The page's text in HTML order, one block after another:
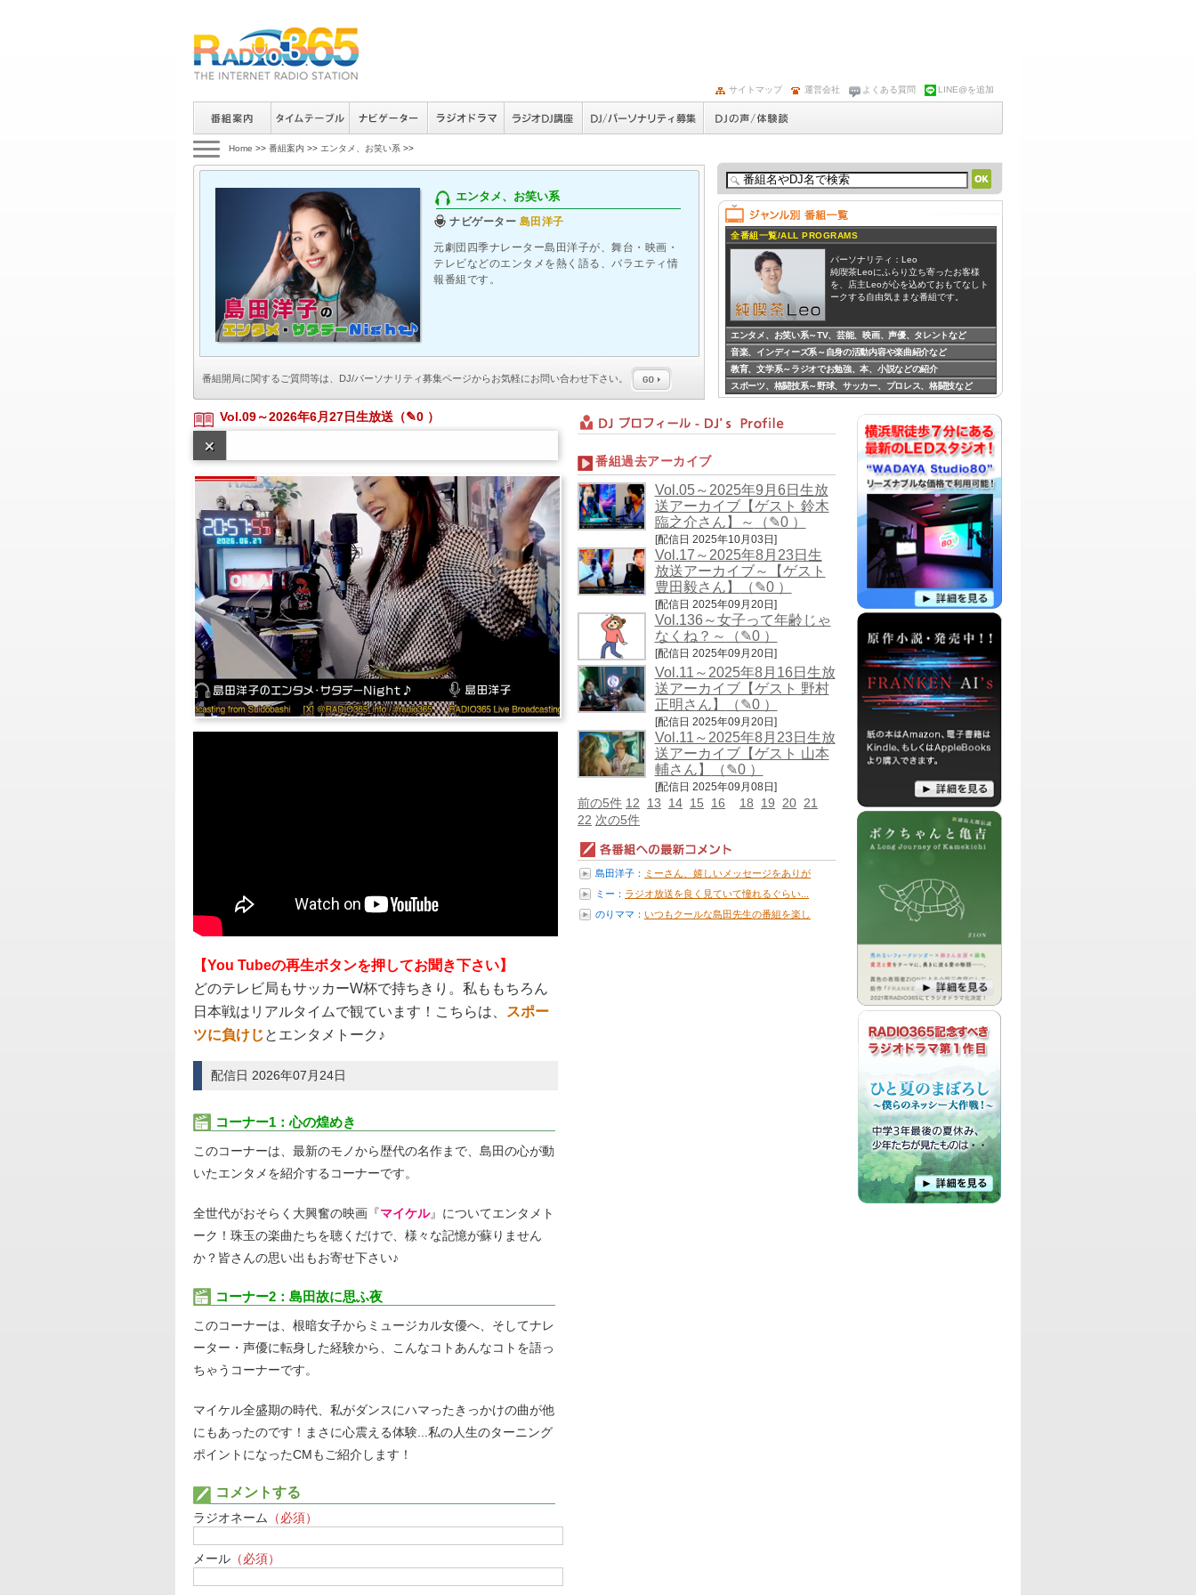
サイトマップ 運営会社 よくある質問 LINE@を追加
Home >> 番組案内 >> エンタメ、お笑い系 >>
エンタメ、お笑い系
ナビゲーター 島田洋子
元劇団四季ナレーター島田洋子が、舞台・映画・
テレビなどのエンタメを熱く語る、バラエティ情
報番組です。
番組開局に関するご質問等は、 DJ/パーソナリティ募集ページからお気軽にお問い合わせ下さい。
Vol.09～2026年6月27日生放送 （✎0 ）
Error loading: "/programs/archive/entame/jingle-ending-for-iphone.m4a"
【You Tubeの再生ボタンを押してお聞き下さい】
どのテレビ局もサッカーW杯で持ちきり。私ももちろん
日本戦はリアルタイムで観ています！こちらは、
スポー
ツに負けじとエンタメトーク♪
配信日 2026年07月24日
コーナー1：心の煌めき
このコーナーは、最新のモノから歴代の名作まで、島田の心が動
いたエンタメを紹介するコーナーです。
全世代がおそらく大興奮の映画『マイケル』についてエンタメト
ーク！珠玉の楽曲たちを聴くだけで、様々な記憶が蘇りません
か？皆さんの思い出もお寄せ下さい♪
コーナー2：島田故に思ふ夜
このコーナーは、根暗女子からミュージカル女優へ、そしてナレ
ーター・声優に転身した経験から、こんなコトあんなコトを語っ
ちゃうコーナーです。
マイケル全盛期の時代、私がダンスにハマったきっかけの曲が他
にもあったのです！まさに心震える体験...私の人生のターニング
ポイントになったCMもご紹介します！
コメントする
ラジオネーム （必須）
メール （必須）
番組過去アーカイブ
Vol.05～2025年9月6日生放
送アーカイブ【ゲスト 鈴木
臨之介さん】～
（✎0 ）
[配信日 2025年10月03日]
Vol.17～2025年8月23日生
放送アーカイブ～【ゲスト
豊田毅さん】
（✎0 ）
[配信日 2025年09月20日]
Vol.136～女子って年齢じゃ
なくね？～
（✎0 ）
[配信日 2025年09月20日]
Vol.11～2025年8月16日生放
送アーカイブ【ゲスト 野村
正明さん】
（✎0 ）
[配信日 2025年09月20日]
Vol.11～2025年8月23日生放
送アーカイブ【ゲスト 山本
輔さん】
（✎0 ）
[配信日 2025年09月08日]
前の5件 12 13 14 15 16 18 19 20 21
22 次の5件
島田洋子：
ミーさん、嬉しいメッセージをありが
と...
ミー： ラジオ放送を良く見ていて憧れるぐらい...
のりママ： いつもクールな島田先生の番組を楽し
全番組一覧/ALL PROGRAMS
パーソナリティ：Leo
純喫茶Leoにふらり立ち寄ったお客様
を、店主Leoが心を込めておもてなしト
ークする自由気ままな番組です。
パーソナリティ：DJ BeBe
DJ BeBeがお送りする、創造する事の大
切さを再認識するための「心理テスト」
コーナー、自身の作品を朗読するコーナ
パーソナリティ：富岡紗和子
湘南の占い師・富岡紗和子による、 『聞
くだけで運気が上がる』と話題のトーク
バラエティ番組です。
パーソナリティ：ハヤシアヤ
ハヤシアヤによる、子育てを入り口に
「段々とエンタメや合気道」の話題に繋
がる、痛快子育てラジオ番組です。
パーソナリティ：DJこっちゃん
DJこっちゃんがネットニュースを中心に
ツッコミを入れたり、日常生活のアレコ
レについて語る。元気があればなんでも
ありな番組です！
今世間を賑わせている様々なニュースを
ピックアップしたり、毎回テーマを決め
てゲストさんと一緒にブギウギしちゃう
パーソナリティ：
北澤、にーくん
お笑いコンビ弾力素材のリアルと、皆様
からのお便りを素材にして、ツーシーム
に、ストレートにお送りする、フリート
パーソナリティ：中村大樹
や、コミュニケーションを大切にした色
んな遊びについてお話する番組です。
パーソナリティ：占い師 蘭萃
占い師 蘭萃による、占いに関する話題
や、毎回様々なゲストさんを迎えて、一
緒に語り合う番組です!
パーソナリティ： RADIO365
RADIO365関係者による原作、脚本、出
演、主題歌などの全てを作り上げたラジ
オドラマ作品です。
パーソナリティ：田中健太郎、渋谷盛太
エンタメ、お笑い系～TV、芸能、映画、声優、タレントなど
音楽、インディーズ系～自身の活動内容や楽曲紹介など
教育、文学系～ラジオでお勉強、本、小説などの紹介
スポーツ、格闘技系～野球、サッカー、プロレス、格闘技など